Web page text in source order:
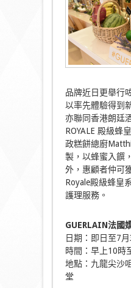
品牌近日更舉行
以率先體驗得到
亦聯同香港朗廷
ROYALE 殿級蜂
政糕餅總廚
製，以蜂蜜入饌
外，惠顧者仲可
Royale殿級蜂皇
護理服務。
GUERLAIN法國
日期：即日至7月
時間：早上10時
地點：九龍尖沙
堂